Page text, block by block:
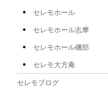
2024年7月
2024年6月
セレモホール
セレモホール志摩
セレモホール磯部
セレモ大方庵
セレモブログ